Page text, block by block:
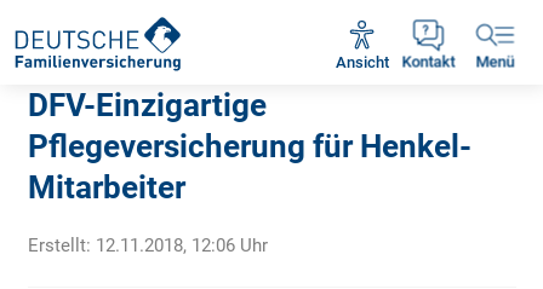
Kontakt
Ansicht Menü
Rückruf vereinbaren
DFV-Einzigartige
Pflegeversicherung für Henkel-
Mitarbeiter
Erstellt: 12.11.2018, 12:06Uhr